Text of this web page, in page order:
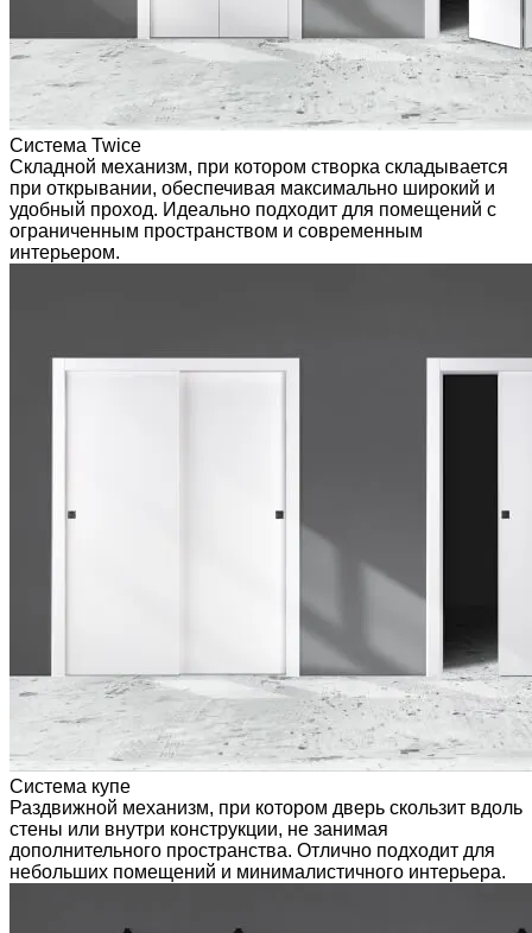
Система Twice
Складной механизм, при котором створка складывается
при открывании, обеспечивая максимально широкий и
удобный проход. Идеально подходит для помещений с
ограниченным пространством и современным
интерьером.
Система купе
Раздвижной механизм, при котором дверь скользит вдоль
стены или внутри конструкции, не занимая
дополнительного пространства. Отлично подходит для
небольших помещений и минималистичного интерьера.